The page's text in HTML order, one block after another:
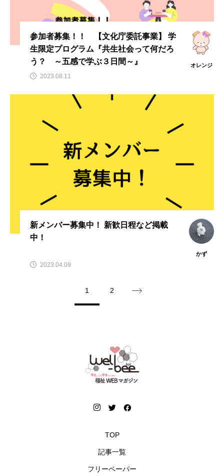
参加者募集！！ 【文化庁委託事業】 学
生限定プログラム『共生社会って何だろ
う？ ～五感で学ぶ３日間～』
オレンジ
2023.08.11
新メンバー募集中！ 新歓日程など掲載
中！
かず
2023.04.09
1 2
TOP
記事一覧
フリーペーパー